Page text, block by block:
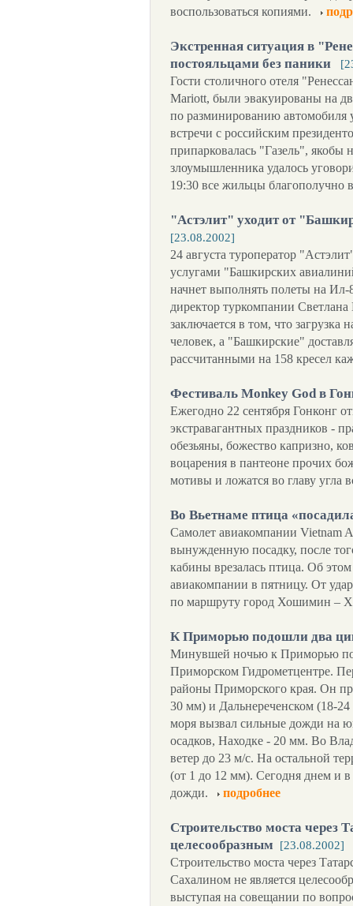
воспользоваться копиями.
Экстренная ситуация в
постояльцами без паники
Гости столичного отеля
Mariott, были эвакуированы на
по разминированию автомобиля
встречи с российским
припарковалась "Газель", якобы
злоумышленника удалось
19:30 все жильцы благополучно
"Астэлит" уходит от
[23.08.2002]
24 августа туроператор
услугами "Башкирских
начнет выполнять полеты на
директор туркомпании
заключается в том, что
человек, а "Башкирские"
рассчитанными на 158 кресел
Фестиваль Monkey God в
Ежегодно 22 сентября Гонконг
экстравагантных праздников -
обезьяны, божество капризно,
воцарения в пантеоне прочих
мотивы и ложатся во главу угла
Во Вьетнаме птица
Самолет авиакомпании Vietnam
вынужденную посадку, после
кабины врезалась птица. Об
авиакомпании в пятницу. От
по маршруту город Хошимин –
К Приморью подошли два
Минувшей ночью к Приморью
Приморском Гидрометцентре.
районы Приморского края. Он
30 мм) и Дальнереченском (18-
моря вызвал сильные дожди на
осадков, Находке - 20 мм. Во
ветер до 23 м/с. На остальной
(от 1 до 12 мм). Сегодня днем и
дожди.
подробнее
Строительство моста через
целесообразным
[23.08.2002]
Строительство моста через
Сахалином не является
выступая на совещании по